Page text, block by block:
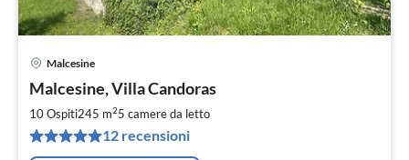
Malcesine
Malcesine, Villa Candoras
10 Ospiti245 m25 camere da letto
12 recensioni